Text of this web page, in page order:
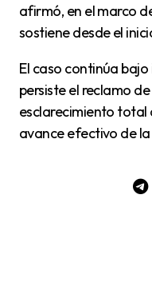
afirmó, en el marco
sostiene desde el
El caso continúa bajo investigación judicial, mientras
persiste el reclamo
esclarecimiento total
avance efectivo de la